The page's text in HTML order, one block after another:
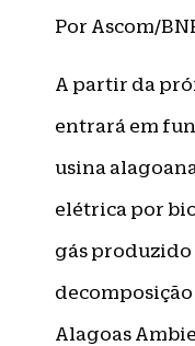
Por Ascom/
A partir da
entrará em
usina
elétrica por
gás produzido
Alagoas